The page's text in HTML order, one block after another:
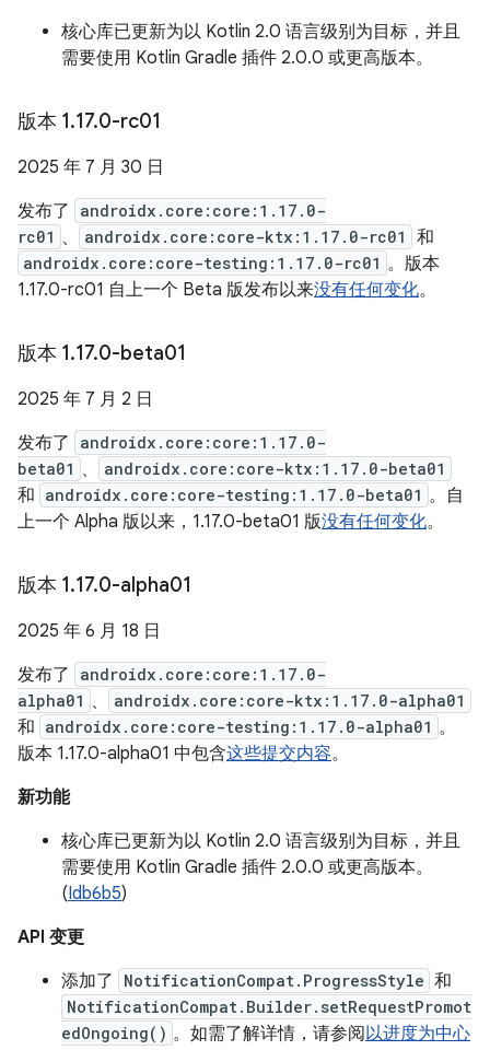
核心库已更新为以 Kotlin 2.0 语言级别为目标，并且
需要使用 Kotlin Gradle 插件 2.0.0 或更高版本。
版本 1.17.0-rc01
2025 年 7 月 30 日
发布了
androidx.core:core:1.17.0-
rc01 、 androidx.core:core-ktx:1.17.0-rc01 和
androidx.core:core-testing:1.17.0-rc01 。版本
1.17.0-rc01 自上一个 Beta 版发布以来没有任何变化。
版本 1.17.0-beta01
2025 年 7 月 2 日
发布了
androidx.core:core:1.17.0-
beta01 、 androidx.core:core-ktx:1.17.0-beta01
和 androidx.core:core-testing:1.17.0-beta01 。自
上一个 Alpha 版以来，1.17.0-beta01 版没有任何变化。
版本 1.17.0-alpha01
2025 年 6 月 18 日
发布了
androidx.core:core:1.17.0-
alpha01 、 androidx.core:core-ktx:1.17.0-alpha01
和 androidx.core:core-testing:1.17.0-alpha01 。
版本 1.17.0-alpha01 中包含这些提交内容。
新功能
核心库已更新为以 Kotlin 2.0 语言级别为目标，并且
需要使用 Kotlin Gradle 插件 2.0.0 或更高版本。
(Idb6b5)
API 变更
添加了
NotificationCompat.ProgressStyle 和
NotificationCompat.Builder.setRequestPromot
edOngoing() 。如需了解详情，请参阅以进度为中心